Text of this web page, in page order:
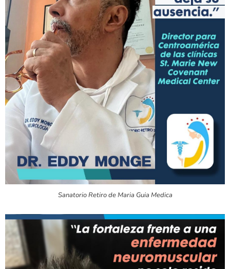
Sanatorio Retiro de Maria Guia Medica